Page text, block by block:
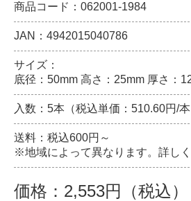
商品コード：062001-1984
JAN：4942015040786
サイズ：
底径：50mm 高さ：25mm 厚さ：
入数：5本（税込単価：510.60円/本
送料：税込600円～
※地域によって異なります。詳し
価格：2,553円（税込）